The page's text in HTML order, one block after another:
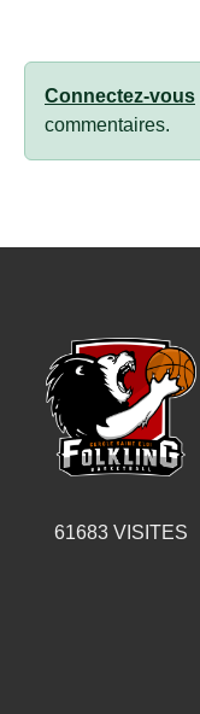
Connectez-vous
commentaires.
61683VISITES